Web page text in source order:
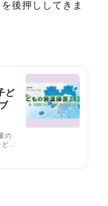
後押ししてきま
ど
の
も
は